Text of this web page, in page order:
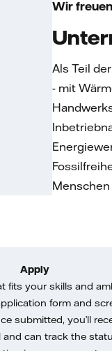
Wir
Als Teil
- mit
Menschen
Apply
fits your skills and
form and
submitted, you’ll
and can track the